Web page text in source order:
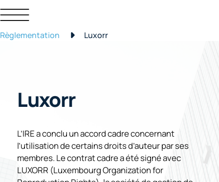
Règlementation Luxorr
Luxorr
L’IRE a conclu un accord cadre concernant
l’utilisation de certains droits d’auteur par ses
membres. Le contrat cadre a été signé avec
LUXORR (Luxembourg Organization for